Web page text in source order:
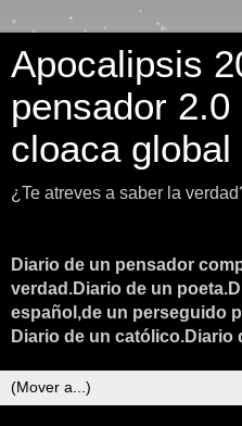
Apocalipsis
pensador
cloaca global
¿Te atreves a saber la
Diario de un pensador
verdad.Diario de un
español,de un perseguido
Diario de un católico.Diario